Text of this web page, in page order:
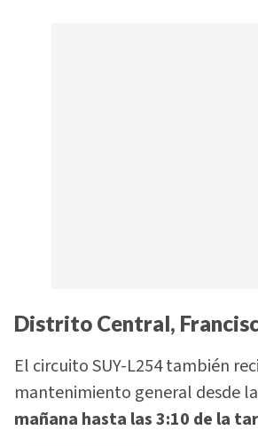
Distrito Central,
El circuito SUY-L254 también
mantenimiento general desde
mañana hasta las 3:10 de la